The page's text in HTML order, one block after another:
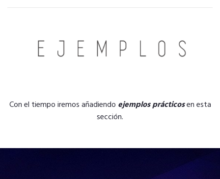
Con el tiempo iremos añadiendo ejemplos prácticosen esta
sección.